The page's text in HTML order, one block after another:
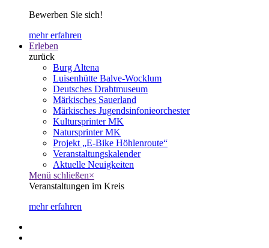
Bewerben Sie sich!
mehr erfahren
Erleben
zurück
Burg Altena
Luisenhütte Balve-Wocklum
Deutsches Drahtmuseum
Märkisches Sauerland
Märkisches Jugendsinfonieorchester
Kultursprinter MK
Natursprinter MK
Projekt „E-Bike Höhlenroute“
Veranstaltungskalender
Aktuelle Neuigkeiten
Menü schließen×
Veranstaltungen im Kreis
mehr erfahren